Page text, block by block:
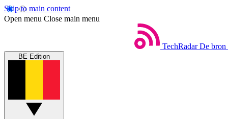
Skip to main content
Open menu Close main menu
TechRadar De bron
BE Edition